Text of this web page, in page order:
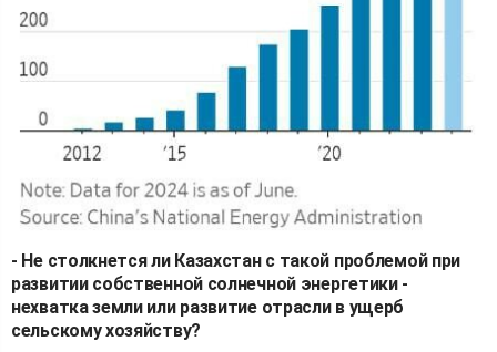
- Не столкнется ли Казахстан с такой проблемой при
развитии собственной солнечной энергетики -
нехватка земли или развитие отрасли в ущерб
сельскому хозяйству?